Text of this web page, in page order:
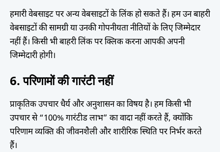
हमारी वेबसाइट पर अन्य वेबसाइटों के लिंक हो सकते हैं। हम उन बाहरी
वेबसाइटों की सामग्री या उनकी गोपनीयता नीतियों के लिए जिम्मेदार
नहीं हैं। किसी भी बाहरी लिंक पर क्लिक करना आपकी अपनी
जिम्मेदारी होगी।
6. परिणामों की गारंटी नहीं
प्राकृतिक उपचार धैर्य और अनुशासन का विषय है। हम किसी भी
उपचार से “100% गारंटीड लाभ” का वादा नहीं करते हैं, क्योंकि
परिणाम व्यक्ति की जीवनशैली और शारीरिक स्थिति पर निर्भर करते
हैं।